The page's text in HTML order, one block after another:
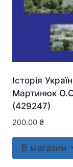
Історія
Мартинюк
(429247)
200.00 ₴
В магазин